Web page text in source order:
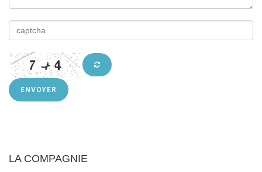
ENVOYER
LA COMPAGNIE